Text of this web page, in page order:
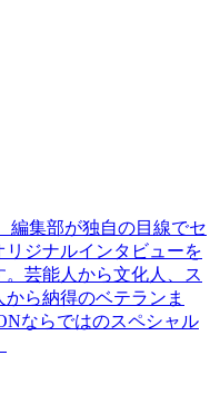
編集部が独自の目線でセ
ジナルインタビューを
芸能人から文化人、ス
ら納得のベテランま
ならではのスペシャル